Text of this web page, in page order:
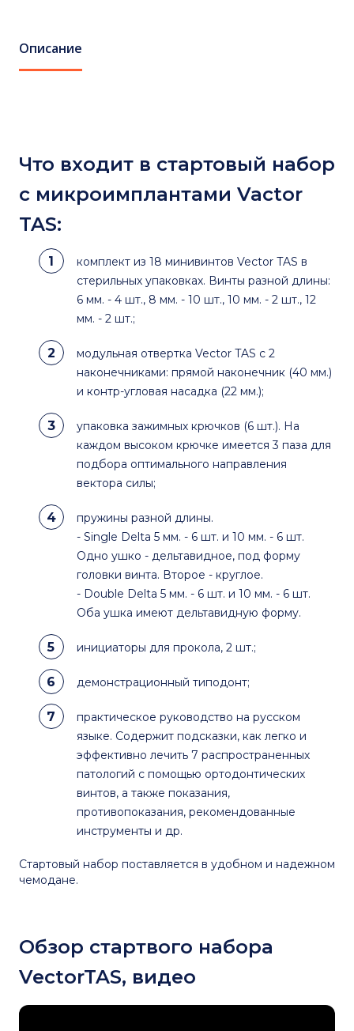
Описание
Что входит в стартовый набор
с микроимплантами Vactor
TAS:
комплект из 18 минивинтов Vector TAS в
стерильных упаковках. Винты разной длины:
6 мм. - 4 шт., 8 мм. - 10 шт., 10 мм. - 2 шт., 12
мм. - 2 шт.;
модульная отвертка Vector TAS с 2
наконечниками: прямой наконечник (40 мм.)
и контр-угловая насадка (22 мм.);
упаковка зажимных крючков (6 шт.). На
каждом высоком крючке имеется 3 паза для
подбора оптимального направления
вектора силы;
пружины разной длины.
- Single Delta 5 мм. - 6 шт. и 10 мм. - 6 шт.
Одно ушко - дельтавидное, под форму
головки винта. Второе - круглое.
- Double Delta 5 мм. - 6 шт. и 10 мм. - 6 шт.
Оба ушка имеют дельтавидную форму.
инициаторы для прокола, 2 шт.;
демонстрационный типодонт;
практическое руководство на русском
языке. Содержит подсказки, как легко и
эффективно лечить 7 распространенных
патологий с помощью ортодонтических
винтов, а также показания,
противопоказания, рекомендованные
инструменты и др.
Стартовый набор поставляется в удобном и надежном
чемодане.
Обзор стартвого набора
VectorTAS, видео